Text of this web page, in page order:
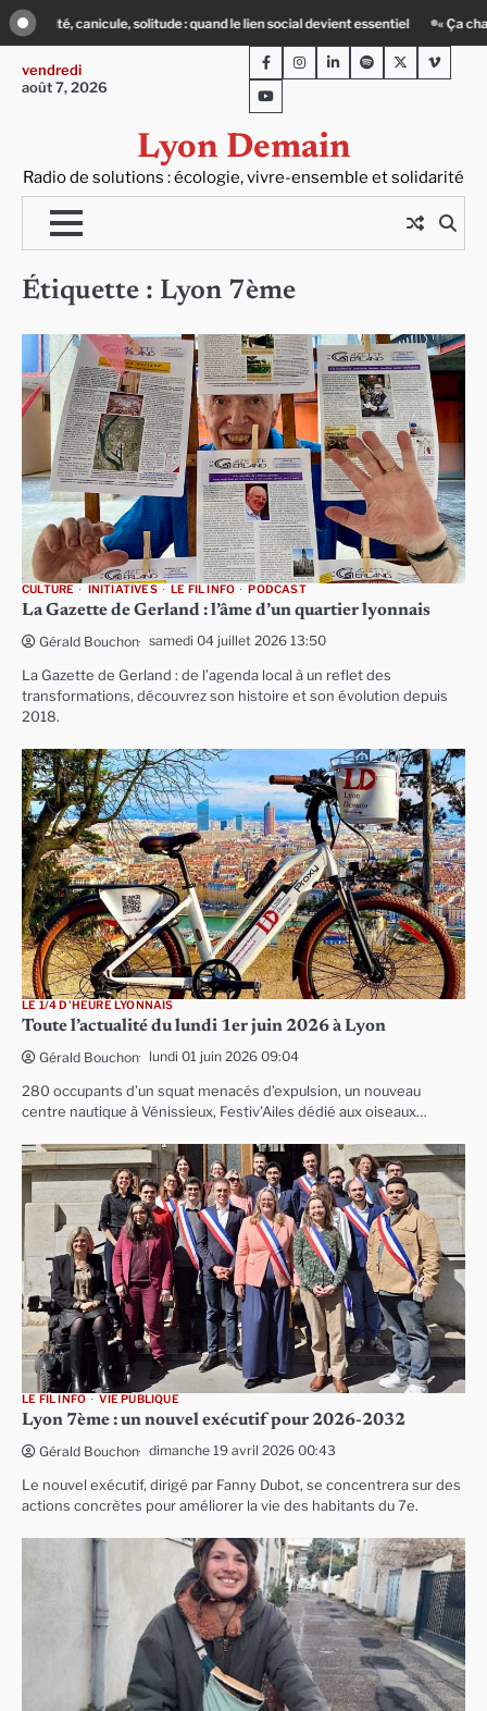
Skip
to
content
chauffe » : des acteurs du batiment face au défi climatique 80 Jours
vendredi
août 7, 2026
Lyon Demain
Radio de solutions : écologie, vivre-ensemble et solidarité
FacebookInstagram
LinkedInSpotifyTwitterViméo
Youtube
Étiquette : Lyon 7ème
CULTURE INITIATIVES LE FIL INFO PODCAST
La Gazette de Gerland : l’âme d’un quartier lyonnais
Gérald Bouchon samedi 04 juillet 2026 13:50
La Gazette de Gerland : de l’agenda local à un reflet des
transformations, découvrez son histoire et son évolution depuis
2018.
LE 1/4 D'HEURE LYONNAIS
Toute l’actualité du lundi 1er juin 2026 à Lyon
Gérald Bouchon lundi 01 juin 2026 09:04
280 occupants d’un squat menacés d’expulsion, un nouveau
centre nautique à Vénissieux, Festiv’Ailes dédié aux oiseaux…
LE FIL INFO VIE PUBLIQUE
Lyon 7ème : un nouvel exécutif pour 2026-2032
Gérald Bouchon dimanche 19 avril 2026 00:43
Le nouvel exécutif, dirigé par Fanny Dubot, se concentrera sur des
actions concrètes pour améliorer la vie des habitants du 7e.